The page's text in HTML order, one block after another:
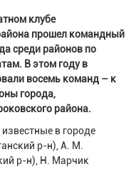
клубе
прошел командный
среди районов по
В этом году в
восемь команд – к
города,
района.
в городе
р-н), А. М.
р-н), Н. Марчик